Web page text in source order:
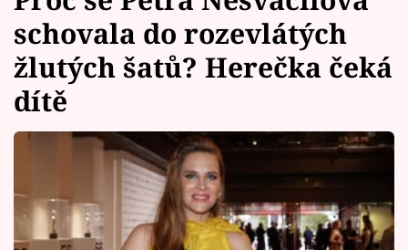
Témata
Celebrity
Vztahy
Horoskopy
schovala do rozevlátých
žlutých šatů? Herečka čeká
dítě